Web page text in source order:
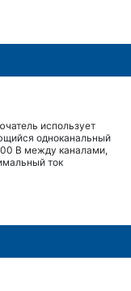
использует
одноканальный
В между каналами,
ток